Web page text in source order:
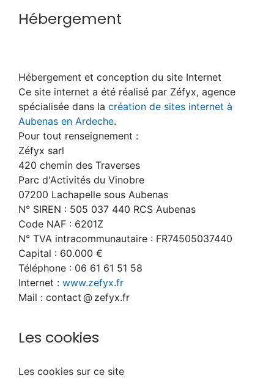
Hébergement
Hébergement et conception du site Internet
Ce site internet a été réalisé par Zéfyx, agence
spécialisée dans la création de sites internet à
Aubenas en Ardeche.
Pour tout renseignement :
Zéfyx sarl
420 chemin des Traverses
Parc d'Activités du Vinobre
07200 Lachapelle sous Aubenas
N° SIREN : 505 037 440 RCS Aubenas
Code NAF : 6201Z
N° TVA intracommunautaire : FR74505037440
Capital : 60.000 €
Téléphone : 06 61 61 51 58
Internet : www.zefyx.fr
Mail : contact @ zefyx.fr
Les cookies
Les cookies sur ce site